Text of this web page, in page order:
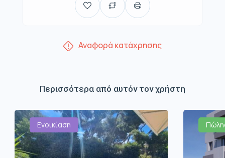
Αναφορά κατάχρησης
Περισσότερα από αυτόν τον χρήστη
Ενοικίαση